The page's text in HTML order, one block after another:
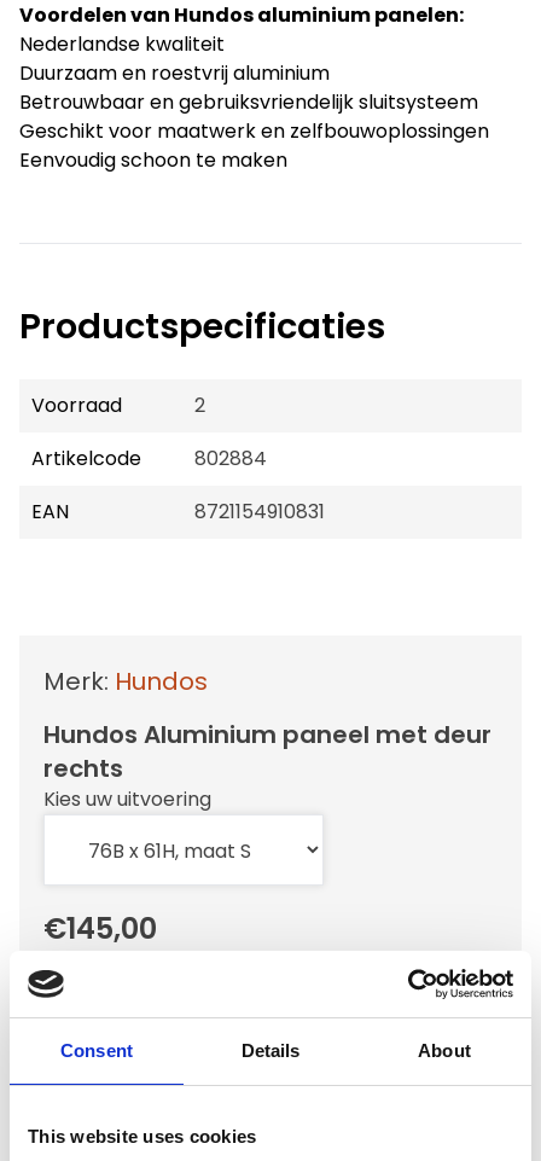
Consent Details About
This website uses cookies
Voordelen van Hundos aluminium panelen:
Nederlandse kwaliteit
Duurzaam en roestvrij aluminium
Betrouwbaar en gebruiksvriendelijk sluitsysteem
Geschikt voor maatwerk en zelfbouwoplossingen
Eenvoudig schoon te maken
Productspecificaties
Voorraad
2
Artikelcode
802884
EAN
8721154910831
Merk: Hundos
Hundos Aluminium paneel met deur
rechts
Kies uw uitvoering
€145,00
Op voorraad
Voor 15.00 uur besteld dezelfde werkdag
Verzending €5,95 Nederland